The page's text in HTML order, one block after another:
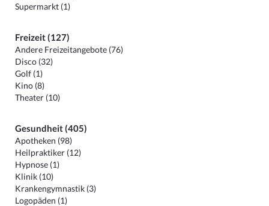
Supermarkt (1)
Freizeit (127)
Andere Freizeitangebote (76)
Disco (32)
Golf (1)
Kino (8)
Theater (10)
Gesundheit (405)
Apotheken (98)
Heilpraktiker (12)
Hypnose (1)
Klinik (10)
Krankengymnastik (3)
Logopäden (1)